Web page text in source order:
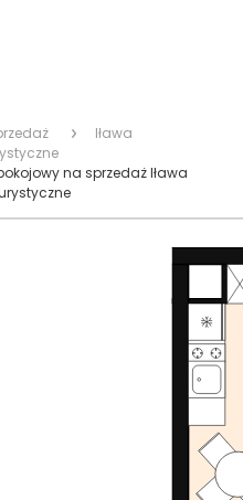
Iława
na sprzedaż Iława